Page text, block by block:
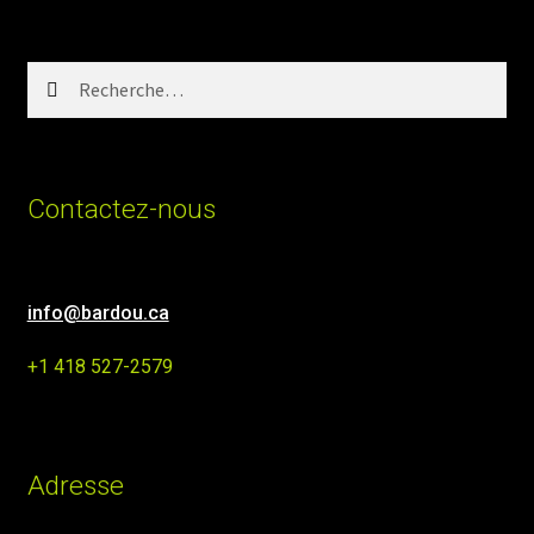
Contactez-nous
info@bardou.ca
+1 418 527-2579
Adresse